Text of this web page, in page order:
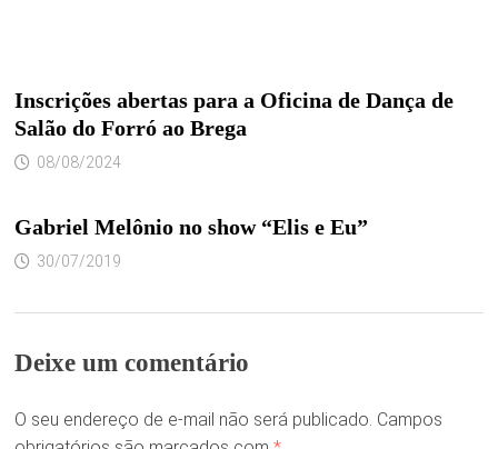
Inscrições abertas para a Oficina de Dança de
Salão do Forró ao Brega
08/08/2024
Gabriel Melônio no show “Elis e Eu”
30/07/2019
Deixe um comentário
O seu endereço de e-mail não será publicado. Campos